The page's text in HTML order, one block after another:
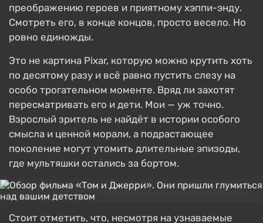
преображению героев и приятному хэппи-энду.
Смотреть его, в конце концов, просто весело. Но
ровно единожды.
Это не картина Pixar, которую можно крутить хоть
по десятому разу и всё равно пустить слезу на
особо трогательном моменте. Вряд ли захотят
пересматривать его и дети. Мои — уж точно.
Взрослый зритель не найдёт в истории особого
смысла и ценной морали, а подрастающее
поколение могут утомить длительные эпизоды,
где мультяшки остались за бортом.
Стоит отметить, что, несмотря на узнаваемые